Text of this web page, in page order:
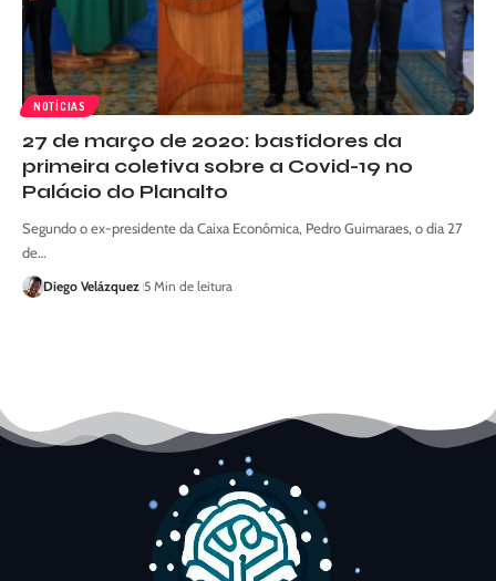
NOTÍCIAS
27 de março de 2020: bastidores da
primeira coletiva sobre a Covid-19 no
Palácio do Planalto
Segundo o ex-presidente da Caixa Econômica, Pedro Guimaraes, o dia 27
de…
Diego Velázquez 5 Min de leitura